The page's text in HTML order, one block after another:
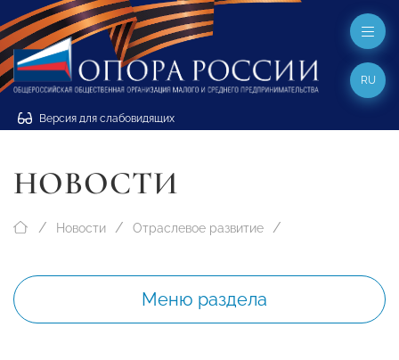
Версия для слабовидящих
RU
НОВОСТИ
Новости Отраслевое развитие
Меню раздела